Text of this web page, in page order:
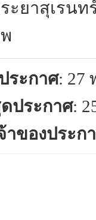
ะยาสุเรนท
ระกาศ: 27
ประกาศ:
าของประก